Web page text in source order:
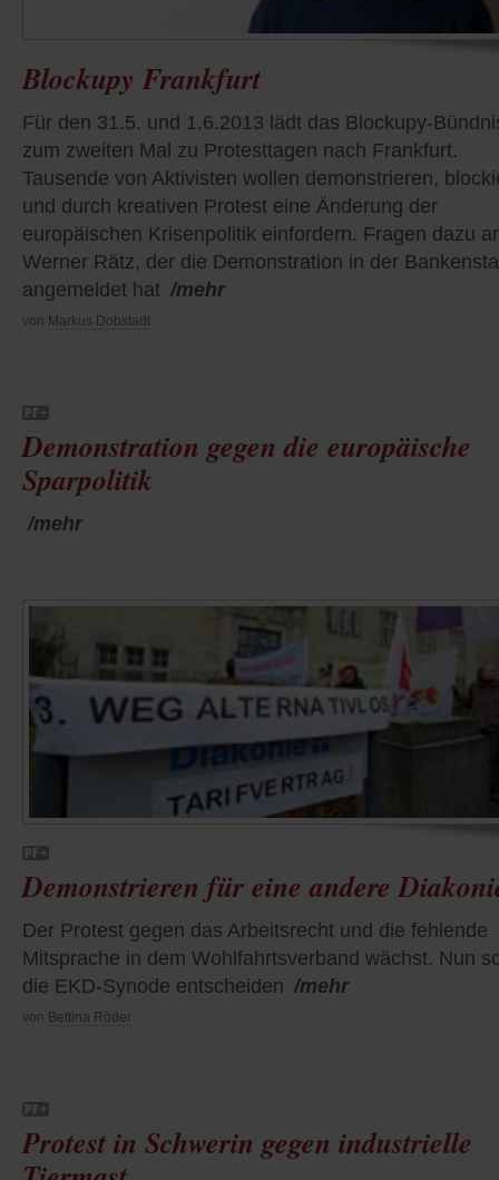
Blockupy Frankfurt
Für den 31.5. und 1.6.2013 lädt das Blockupy-
zum zweiten Mal zu Protesttagen nach Frankfurt.
Tausende von Aktivisten wollen demonstrieren,
und durch kreativen Protest eine Änderung der
europäischen Krisenpolitik einfordern. Fragen dazu
Werner Rätz, der die Demonstration in der
angemeldet hat /mehr
von Markus Dobstadt
Demonstration gegen die europäische
Sparpolitik
/mehr
Demonstrieren für eine andere
Der Protest gegen das Arbeitsrecht und die fehlende
Mitsprache in dem Wohlfahrtsverband wächst. Nun
die EKD-Synode entscheiden /mehr
von Bettina Röder
Protest in Schwerin gegen industrielle